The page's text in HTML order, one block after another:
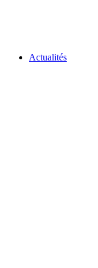
Actualités